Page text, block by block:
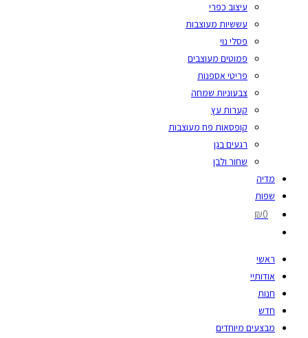
עיצוב כפרי
עששיות מעוצבות
פסלי נוי
פמוטים מעוצבים
פריטי אספנות
צבעוניות שמחה
קערות עץ
קופסאות פח מעוצבות
רגעים בגן
שחור ולבן
מדיה
שפות
₪0
ראשי
אודותיי
חנות
חדש
מבצעים מיוחדים